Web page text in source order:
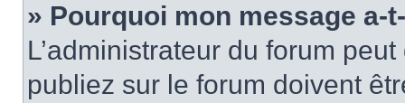
» Pourquoi mon message a-
L’administrateur du forum
publiez sur le forum doivent